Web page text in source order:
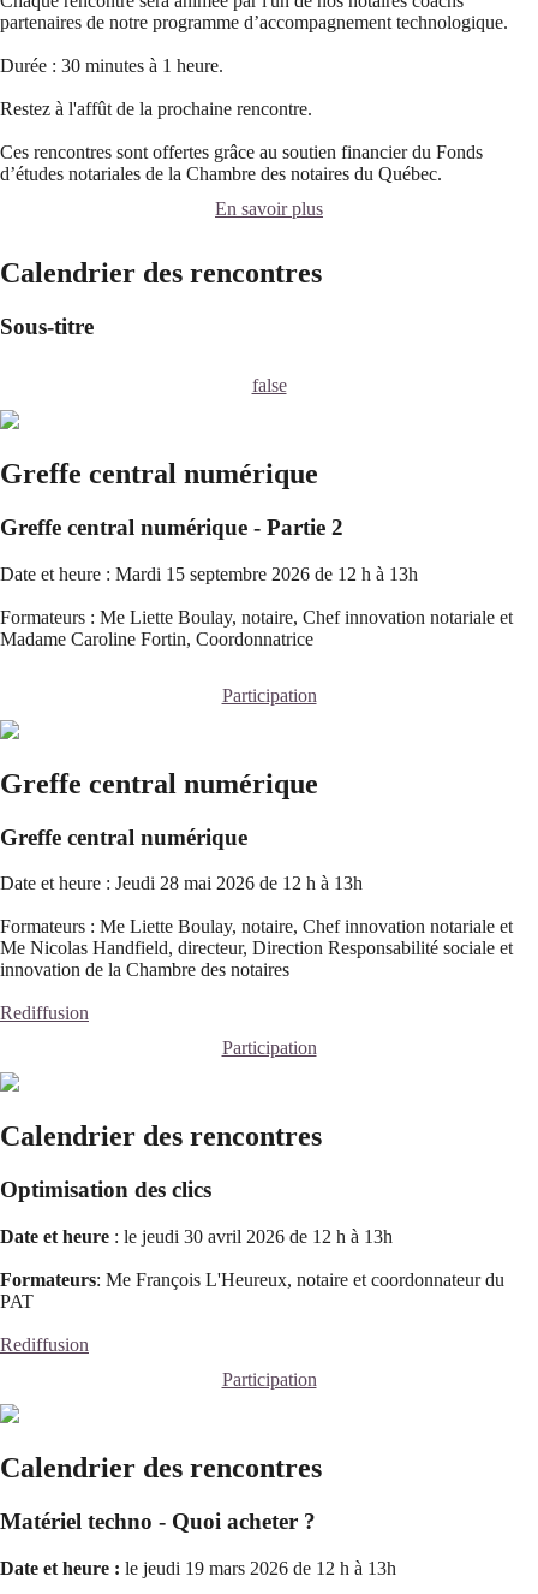
partenaires de notre programme d’accompagnement technologique.
Durée : 30 minutes à 1 heure.
Restez à l'affût de la prochaine rencontre.
Ces rencontres sont offertes grâce au soutien financier du Fonds
d’études notariales de la Chambre des notaires du Québec.
En savoir plus
Calendrier des rencontres
Sous-titre
false
Greffe central numérique
Greffe central numérique - Partie 2
Date et heure : Mardi 15 septembre 2026 de 12 h à 13h
Formateurs : Me Liette Boulay, notaire, Chef innovation notariale et
Madame Caroline Fortin, Coordonnatrice
Participation
Greffe central numérique
Greffe central numérique
Date et heure : Jeudi 28 mai 2026 de 12 h à 13h
Formateurs : Me Liette Boulay, notaire, Chef innovation notariale et
Me Nicolas Handfield, directeur, Direction Responsabilité sociale et
innovation de la Chambre des notaires
Rediffusion
Participation
Calendrier des rencontres
Optimisation des clics
Date et heure : le jeudi 30 avril 2026 de 12 h à 13h
Formateurs: Me François L'Heureux, notaire et coordonnateur du
PAT
Rediffusion
Participation
Calendrier des rencontres
Matériel techno - Quoi acheter ?
Date et heure : le jeudi 19 mars 2026 de 12 h à 13h